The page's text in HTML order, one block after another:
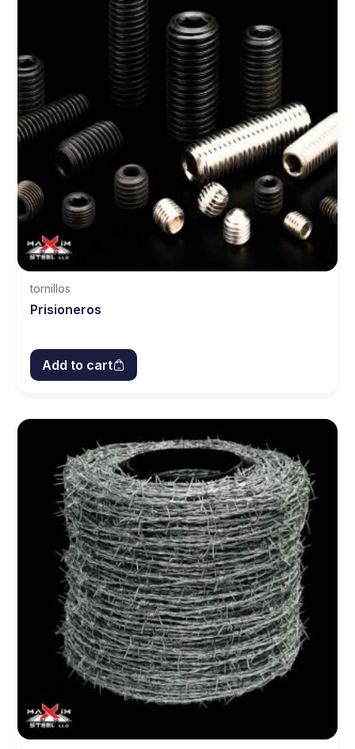
tornillos
Prisioneros
Add to cart